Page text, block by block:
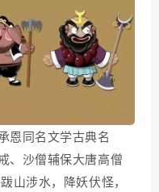
恩同名文学古典名
、沙僧辅保大唐高僧
山涉水，降妖伏怪，